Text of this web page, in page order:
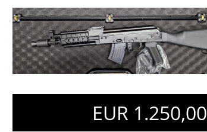
EUR 1.250,00